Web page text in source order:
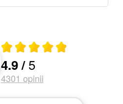
Oceny i recenzje klientów
Średnia ocena 4.9 z 5
4.9/5
4301 opinii